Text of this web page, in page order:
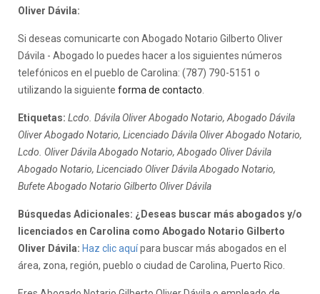
Oliver Dávila:
Si deseas comunicarte con Abogado Notario Gilberto Oliver
Dávila - Abogado lo puedes hacer a los siguientes números
telefónicos en el pueblo de Carolina: (787) 790-5151 o
utilizando la siguiente forma de contacto
Etiquetas: Lcdo. Dávila Oliver Abogado Notario, Abogado Dávila
Oliver Abogado Notario, Licenciado Dávila Oliver Abogado Notario,
Lcdo. Oliver Dávila Abogado Notario, Abogado Oliver Dávila
Abogado Notario, Licenciado Oliver Dávila Abogado Notario,
Bufete Abogado Notario Gilberto Oliver Dávila
Búsquedas Adicionales: ¿Deseas buscar más abogados y/o
licenciados en Carolina como Abogado Notario Gilberto
Oliver Dávila: Haz clic aquípara buscar más abogados en el
área, zona, región, pueblo o ciudad de Carolina, Puerto Rico.